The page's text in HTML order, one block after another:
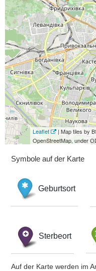
Leaflet
| Map tiles by
OpenStreetMap, under
Symbole auf der Karte
Geburtsort
Sterbeort
Auf der Karte werden im